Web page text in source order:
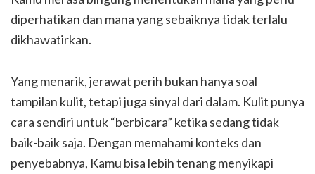
diperhatikan dan mana yang sebaiknya tidak terlalu
dikhawatirkan.
Yang menarik, jerawat perih bukan hanya soal
tampilan kulit, tetapi juga sinyal dari dalam. Kulit punya
cara sendiri untuk “berbicara” ketika sedang tidak
baik-baik saja. Dengan memahami konteks dan
penyebabnya, Kamu bisa lebih tenang menyikapi